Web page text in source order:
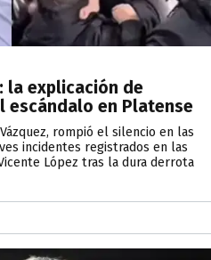
la explicación de
escándalo en Platense
rompió el silencio en las
incidentes registrados en las
López tras la dura derrota